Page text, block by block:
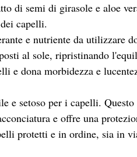
di semi di girasole e aloe
capelli.
e nutriente da utilizzare
al sole, ripristinando
e dona morbidezza e
e setoso per i capelli.
e offre una
protetti e in ordine, sia in